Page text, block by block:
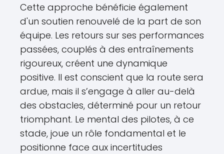
Cette approche bénéficie également
d'un soutien renouvelé de la part de son
équipe. Les retours sur ses performances
passées, couplés à des entraînements
rigoureux, créent une dynamique
positive. Il est conscient que la route sera
ardue, mais il s’engage à aller au-delà
des obstacles, déterminé pour un retour
triomphant. Le mental des pilotes, à ce
stade, joue un rôle fondamental et le
positionne face aux incertitudes